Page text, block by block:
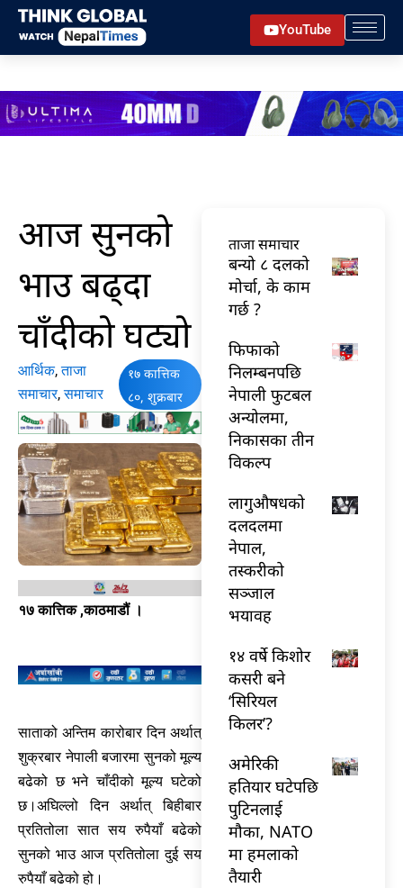
Skip
content
YouTube
आज सुनको
भाउ बढ्दा
चाँदीको घट्यो
आर्थिक,ताजा
समाचार,समाचार
१७ कात्तिक
८०, शुक्रबार
१७ कात्तिक ,काठमाडौं ।
साताको अन्तिम कारोबार दिन अर्थात्
शुक्रबार नेपाली बजारमा सुनको मूल्य
बढेको छ भने चाँदीको मूल्य घटेको
छ।अघिल्लो दिन अर्थात् बिहीबार
प्रतितोला सात सय रुपैयाँ बढेको
सुनको भाउ आज प्रतितोला दुई सय
रुपैयाँ बढेको हो।
ताजा समाचार
बन्यो ८ दलको
मोर्चा, के काम
गर्छ ?
फिफाको
निलम्बनपछि
नेपाली फुटबल
अन्योलमा,
निकासका तीन
विकल्प
लागुऔषधको
दलदलमा
नेपाल,
तस्करीको
सञ्जाल
भयावह
१४ वर्षे किशोर
कसरी बने
‘सिरियल
किलर’?
अमेरिकी
हतियार घटेपछि
पुटिनलाई
मौका, NATO
मा हमलाको
तैयारी